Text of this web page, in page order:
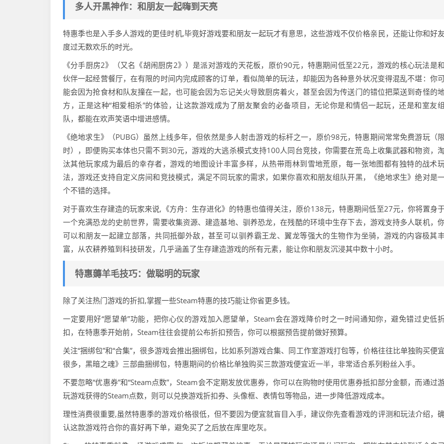
多人开黑神作：和朋友一起嗨到天亮
特惠季也是入手多人游戏的更佳时机,毕竟好游戏要和朋友一起玩才有意思，这些游戏不仅价格亲民，还能让你和好友
度过无数欢乐的时光。
《分手厨房2》（又名《胡闹厨房2》）是派对游戏的天花板，原价90元，特惠期间低至22元，游戏的核心玩法是和
伙伴一起经营餐厅，在有限的时间内完成顾客的订单，看似简单的玩法，却能因为各种意外状况变得混乱不堪：你
能会因为抢食材和队友撞在一起，也可能会因为忘记关火导致厨房着火，甚至会因为传送门的错位把菜送到奇怪的
方，正是这种“相爱相杀”的体验，让这款游戏成为了朋友聚会的必备项目，无论你是和情侣一起玩，还是和室友组
队，都能在欢声笑语中增进感情。
《绝地求生》（PUBG）虽然上线多年，但依然是多人射击游戏的标杆之一，原价98元，特惠期间常常免费游玩（限
时），即便购买本体也只需不到30元，游戏的大逃杀模式支持100人同台竞技，你需要在荒岛上收集武器和物资，淘
汰其他玩家成为最后的幸存者，游戏的地图设计丰富多样，从热带雨林到雪地荒原，每一张地图都有独特的战术
法，游戏还支持自定义房间和竞技模式，满足不同玩家的需求，如果你喜欢和朋友组队开黑，《绝地求生》绝对是
个不错的选择。
对于喜欢生存建造的玩家来说,《方舟：生存进化》的特惠也值得关注，原价138元，特惠期间低至27元，你将置身
一个充满恐龙的史前世界，需要收集资源、建造基地、驯养恐龙，在残酷的环境中生存下去，游戏支持多人联机，
可以和朋友一起建立部落，共同抵御外敌，甚至可以驯养霸王龙、翼龙等强大的生物作为坐骑，游戏的内容极其
富，从农耕养殖到科技研发，几乎涵盖了生存建造游戏的所有元素，能让你和朋友沉浸其中数十小时。
特惠薅羊毛技巧：做聪明的玩家
除了关注热门游戏的折扣,掌握一些Steam特惠的技巧能让你省更多钱。
一定要用好“愿望单”功能，把你心仪的游戏加入愿望单，Steam会在游戏降价时之一时间通知你，避免错过史低
扣，在特惠季开始前，Steam往往会提前公布折扣预告，你可以根据预告提前做好预算。
关注“捆绑包”和“合集”，很多游戏会推出捆绑包，比如系列游戏合集、同工作室游戏打包等，价格往往比单独购买便宜
很多，黑暗之魂》三部曲捆绑包，特惠期间的价格比单独购买三款游戏便宜近一半，非常适合系列粉丝入手。
不要忽略“优惠券”和“Steam点数”，Steam会不定期发放优惠券，你可以在购物时使用优惠券抵扣部分金额，而通过
玩游戏获得的Steam点数，则可以兑换游戏折扣券、头像框、表情包等物品，进一步降低游戏成本。
理性消费很重要,虽然特惠季的游戏价格很低，但不要因为便宜就盲目入手，建议你先查看游戏的评测和玩法介绍，确
认这款游戏符合你的喜好再下单，避免买了之后放在库里吃灰。